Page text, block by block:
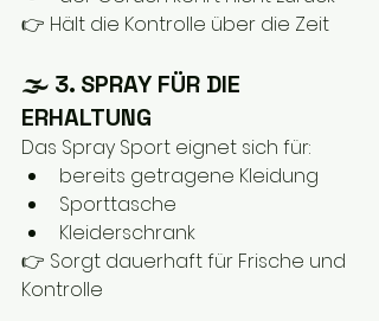
👉 Hält die Kontrolle über die Zeit
🌫️ 3. SPRAY FÜR DIE
ERHALTUNG
Das Spray Sport eignet sich für:
bereits getragene Kleidung
Sporttasche
Kleiderschrank
👉 Sorgt dauerhaft für Frische und
Kontrolle